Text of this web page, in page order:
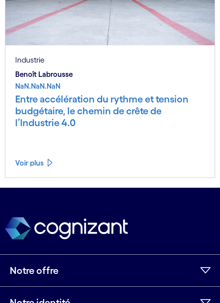
Industrie
Benoît Labrousse
NaN.NaN.NaN
Entre accélération du rythme et tension
budgétaire, le chemin de crête de
l’Industrie 4.0
Voir plus
Notre offre